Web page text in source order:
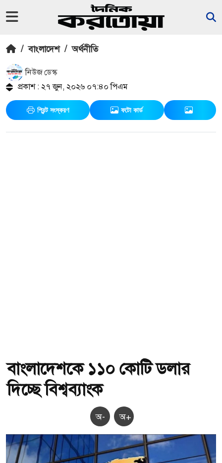
/ বাংলাদেশ / অর্থনীতি
নিউজ ডেস্ক
প্রকাশ : ২৭ জুন, ২০২৬ ০৭:৪০ পিএম
প্রিন্ট সংস্করণ ফটো কার্ড
বাংলাদেশকে ১১০ কোটি ডলার
দিচ্ছে বিশ্বব্যাংক
অ- অ+